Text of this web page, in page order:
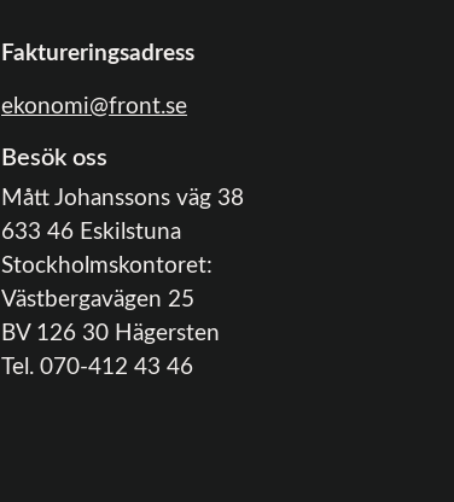
Faktureringsadress
ekonomi@front.se
Besök oss
Mått Johanssons väg 38
633 46 Eskilstuna
Stockholmskontoret:
Västbergavägen 25
BV 126 30 Hägersten
Tel. 070-412 43 46